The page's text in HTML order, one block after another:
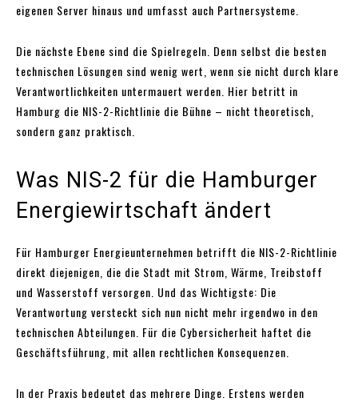
eigenen Server hinaus und umfasst auch Partnersysteme.
Die nächste Ebene sind die Spielregeln. Denn selbst die besten
technischen Lösungen sind wenig wert, wenn sie nicht durch klare
Verantwortlichkeiten untermauert werden. Hier betritt in
Hamburg die NIS-2-Richtlinie die Bühne – nicht theoretisch,
sondern ganz praktisch.
Was NIS-2 für die Hamburger
Energiewirtschaft ändert
Für Hamburger Energieunternehmen betrifft die NIS-2-Richtlinie
direkt diejenigen, die die Stadt mit Strom, Wärme, Treibstoff
und Wasserstoff versorgen. Und das Wichtigste: Die
Verantwortung versteckt sich nun nicht mehr irgendwo in den
technischen Abteilungen. Für die Cybersicherheit haftet die
Geschäftsführung, mit allen rechtlichen Konsequenzen.
In der Praxis bedeutet das mehrere Dinge. Erstens werden